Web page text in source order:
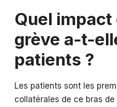
Quel
grève a-t-
patients ?
Les patients sont les
collatérales de ce bras de